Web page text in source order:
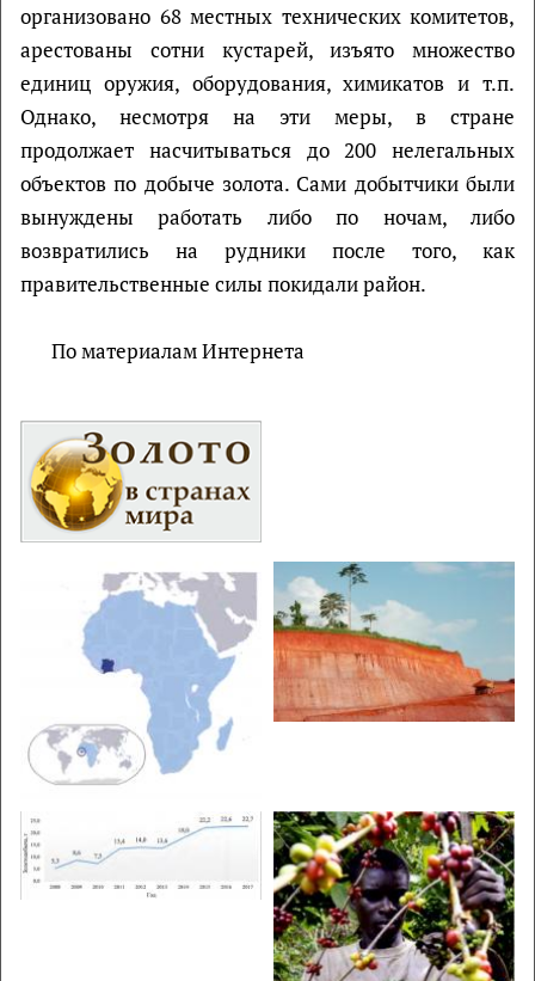
организовано 68 местных технических комитетов,
арестованы сотни кустарей, изъято множество
единиц оружия, оборудования, химикатов и т.п.
Однако, несмотря на эти меры, в стране
продолжает насчитываться до 200 нелегальных
объектов по добыче золота. Сами добытчики были
вынуждены работать либо по ночам, либо
возвратились на рудники после того, как
правительственные силы покидали район.
По материалам Интернета